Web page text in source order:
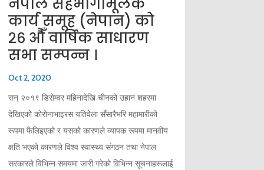
नेपाल सहभागीमूलक
कार्य समूह (नेपान) को
२६ औँ वार्षिक साधारण
सभा सम्पन्न ।
Oct 2, 2020
सन् २०१९ डिसेम्वर महिनादेखि चीनको उहान शहरमा
देखिएको कोरोनाभाइरस यतिवेला सँसारैभरि महामारीको
रूपमा फैलिइएको र यसको कारणले व्यापक रूपमा मानवीय
क्षति भएको कारणले विश्व स्वास्थ्य संगठन तथा नेपाल
सरकारले विभिन्न समयमा जारी गरेको विभिन्न सूचनाहरूलाई